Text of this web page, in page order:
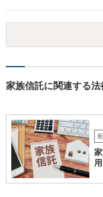
可能性は低いのでコスト
がします。
家族信託に関連する